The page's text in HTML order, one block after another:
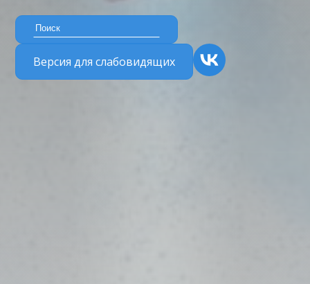
Версия для слабовидящих